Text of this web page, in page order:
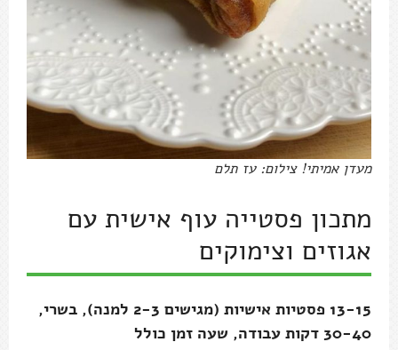
מעדן אמיתי! צילום: עז תלם
מתכון פסטייה עוף אישית עם
אגוזים וצימוקים
13-15 פסטיות אישיות (מגישים 2-3 למנה), בשרי,
30-40 דקות עבודה, שעה זמן כולל